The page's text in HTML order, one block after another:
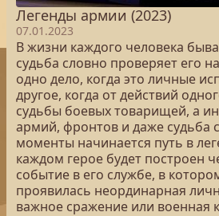
Легенды армии (2023)
07.01.2023
В жизни каждого человека
судьба словно проверяет его
одно дело, когда это личные
другое, когда от действий
судьбы боевых товарищей, а
армий, фронтов и даже судьба
моменты начинается путь в
каждом герое будет построен
событие в его службе, в
проявилась неординарная
важное сражение или военная